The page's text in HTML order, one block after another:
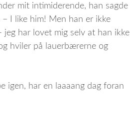
mit intimiderende, han sagde
I like him! Men han er ikke
har lovet mig selv at han ikke
hviler på lauerbærerne og
igen, har en laaaang dag foran